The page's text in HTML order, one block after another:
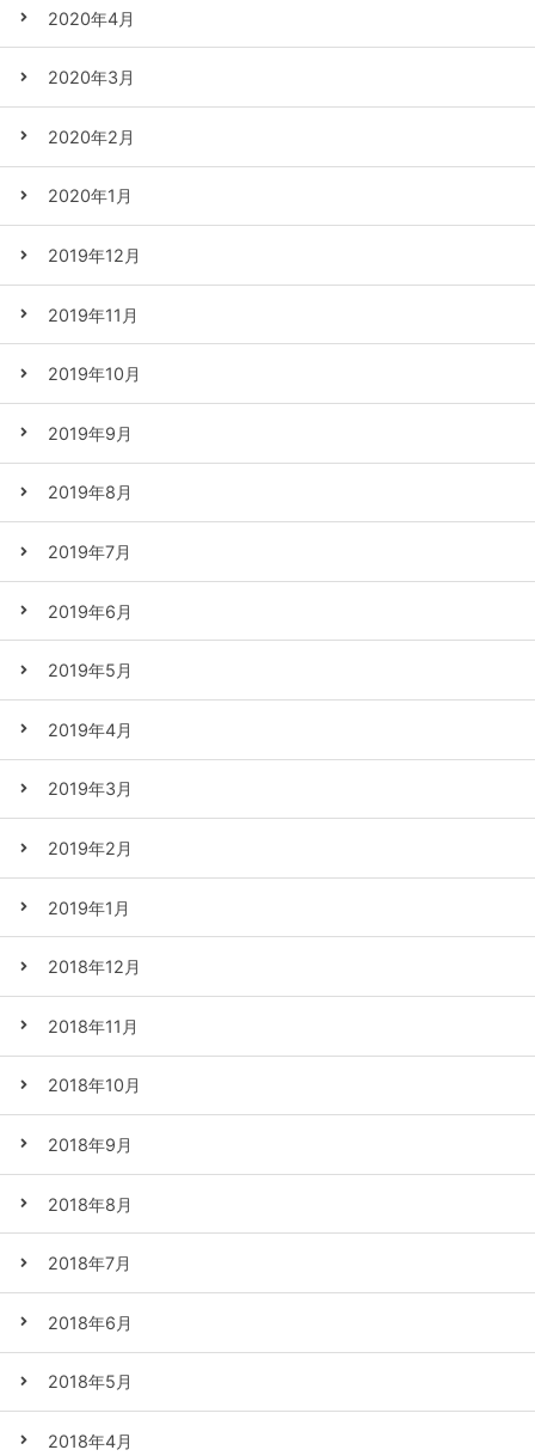
2020年4月
2020年3月
2020年2月
2020年1月
2019年12月
2019年11月
2019年10月
2019年9月
2019年8月
2019年7月
2019年6月
2019年5月
2019年4月
2019年3月
2019年2月
2019年1月
2018年12月
2018年11月
2018年10月
2018年9月
2018年8月
2018年7月
2018年6月
2018年5月
2018年4月